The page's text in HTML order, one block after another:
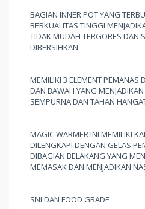
BAGIAN INNER POT YANG
BERKUALITAS TINGGI
TIDAK MUDAH TERGORES DAN
DIBERSIHKAN.
MEMILIKI 3 ELEMENT PEMANAS
DAN BAWAH YANG
SEMPURNA DAN TAHAN
MAGIC WARMER INI MEMILIKI
DILENGKAPI DENGAN GELAS
DIBAGIAN BELAKANG YANG
MEMASAK DAN MENJADIKAN
SNI DAN FOOD GRADE